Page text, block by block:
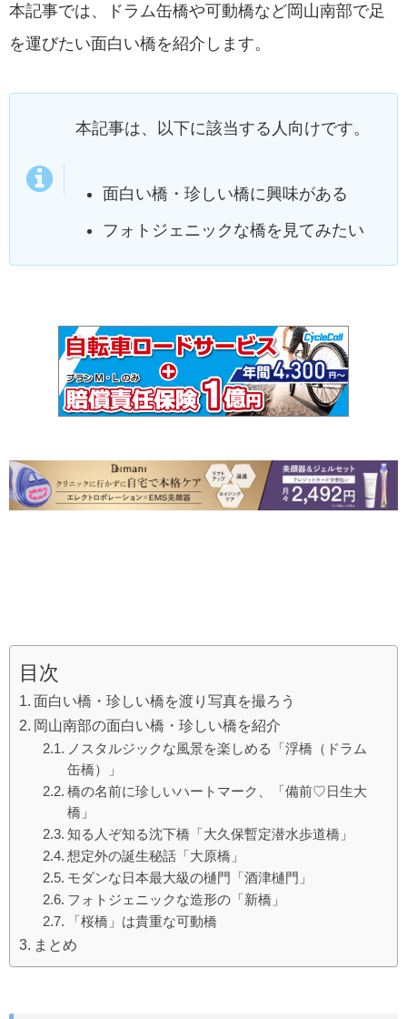
本記事では、ドラム缶橋や可動橋など岡山南部で足
を運びたい面白い橋を紹介します。
本記事は、以下に該当する人向けです。
面白い橋・珍しい橋に興味がある
フォトジェニックな橋を見てみたい
目次
面白い橋・珍しい橋を渡り写真を撮ろう
岡山南部の面白い橋・珍しい橋を紹介
ノスタルジックな風景を楽しめる「浮橋（ドラム
缶橋）」
橋の名前に珍しいハートマーク、「備前♡日生大
橋」
知る人ぞ知る沈下橋「大久保暫定潜水歩道橋」
想定外の誕生秘話「大原橋」
モダンな日本最大級の樋門「酒津樋門」
フォトジェニックな造形の「新橋」
「桜橋」は貴重な可動橋
まとめ